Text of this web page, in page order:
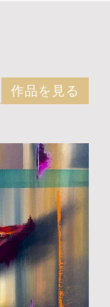
作品を見る